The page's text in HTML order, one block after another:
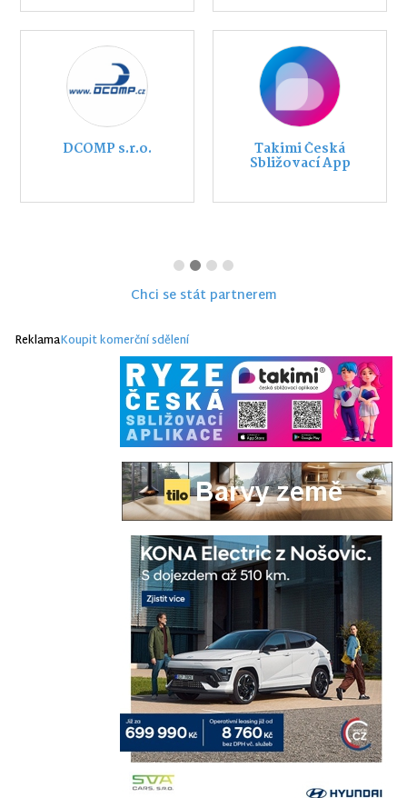
DCOMP s.r.o. Takimi Česká
Sbližovací App
Chci se stát partnerem
ReklamaKoupit komerční sdělení